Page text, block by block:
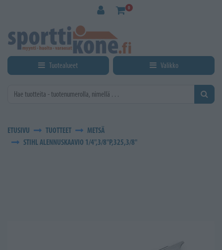
0
Tuotealueet Valikko
ETUSIVU TUOTTEET
METSÄ
STIHL ALENNUSKAAVIO 1/4",3/8"P,325,3/8"